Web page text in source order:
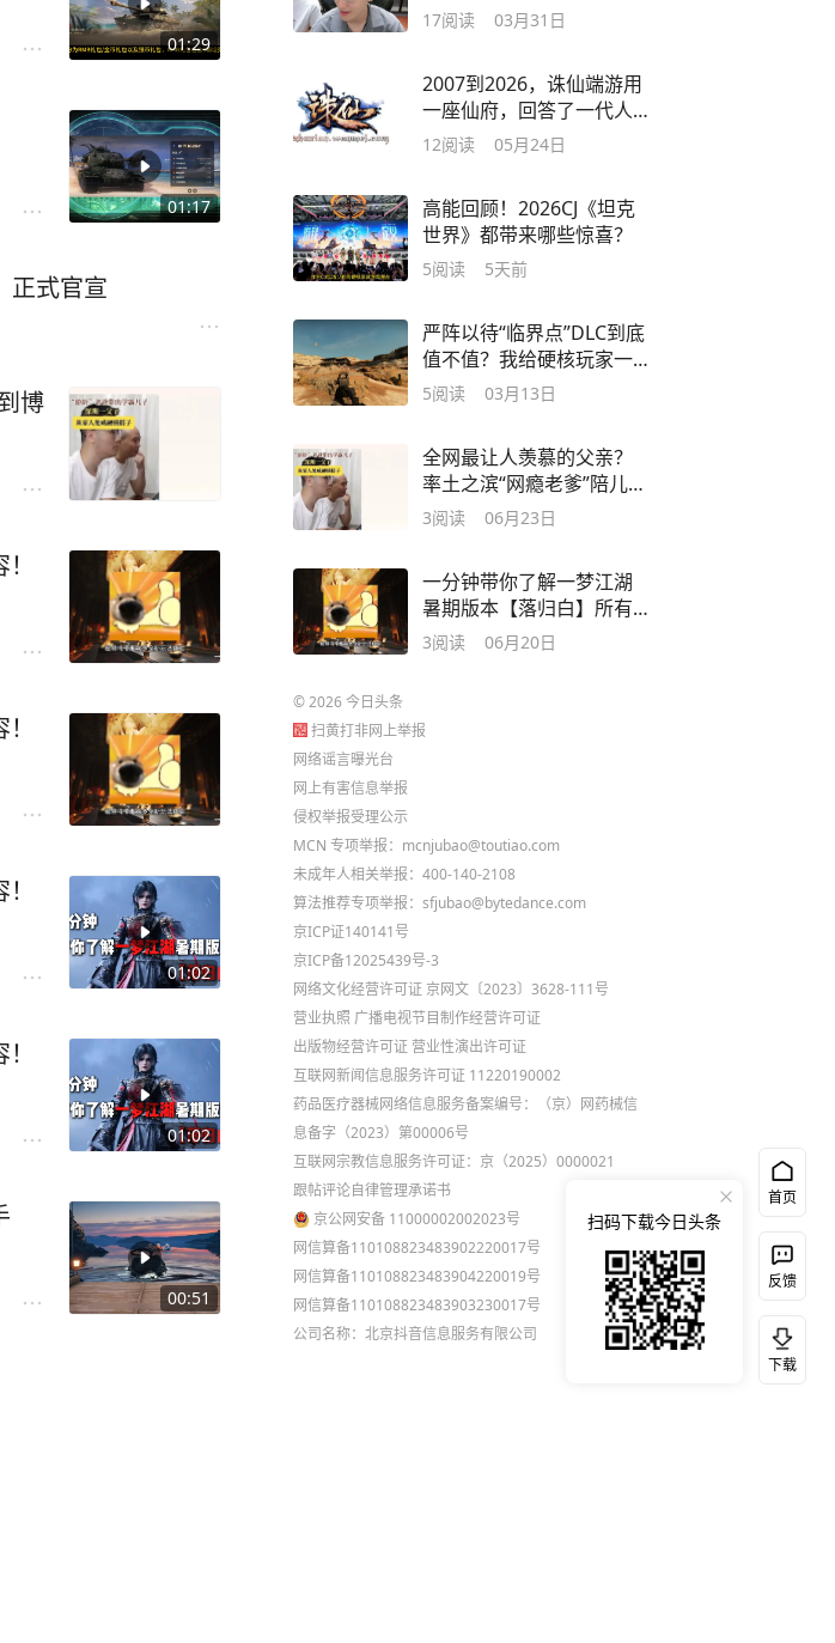
01:29
01:17
正式官宣
博
01:02
01:02
00:51
17阅读 03月31日
2007到2026，诛仙端游用
一座仙府，回答了一代人
的青春
12阅读 05月24日
高能回顾！2026CJ《坦克
世界》都带来哪些惊喜？
5阅读 5天前
严阵以待“临界点”DLC到底
值不值？我给硬核玩家一
个实在结论
5阅读 03月13日
全网最让人羡慕的父亲？
率土之滨“网瘾老爹”陪儿子
“玩”到博士
3阅读 06月23日
一分钟带你了解一梦江湖
暑期版本【落归白】所有
新内容！
3阅读 06月20日
©2026今日头条
扫黄打非网上举报
网络谣言曝光台
网上有害信息举报
侵权举报受理公示
MCN 专项举报：mcnjubao@toutiao.com
未成年人相关举报：400-140-2108
算法推荐专项举报：sfjubao@bytedance.com
京ICP证140141号
京ICP备12025439号-3
网络文化经营许可证 京网文〔2023〕3628-111号
营业执照 广播电视节目制作经营许可证
出版物经营许可证 营业性演出许可证
互联网新闻信息服务许可证 11220190002
药品医疗器械网络信息服务备案编号：（京）网药械信
息备字（2023）第00006号
互联网宗教信息服务许可证：京（2025）0000021
跟帖评论自律管理承诺书
京公网安备 11000002002023号
网信算备110108823483902220017号
网信算备110108823483904220019号
网信算备110108823483903230017号
公司名称：北京抖音信息服务有限公司
首页
反馈
下载
扫码下载今日头条